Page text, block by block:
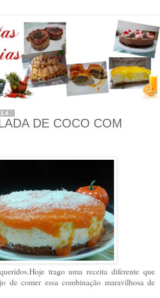
DE COCO COM
trago uma receita diferente que
de comer essa combinação maravilhosa de